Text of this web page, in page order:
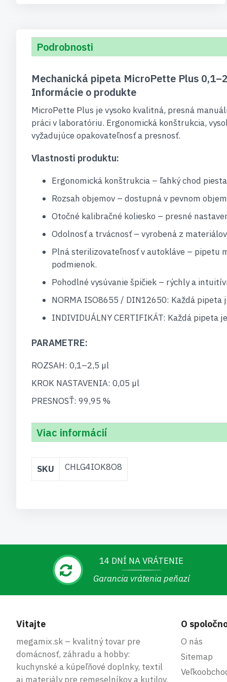
Podrobnosti
Mechanická pipeta MicroPette Plus
Informácie o produkte
MicroPette Plus je vysoko kvalitná, presná
práci v laboratóriu. Ergonomická konštrukcia,
vyžadujúce opakovateľnosť a presnosť.
Vlastnosti produktu:
Ergonomická konštrukcia – ľahký chod
Rozsah objemov – dostupná v pevnom
Otočné kalibračné koliesko – presné
Odolnosť a trvácnosť – vyrobená z
Plná sterilizovateľnosť v autokláve – pipetu
podmienok.
Pohodlné vysúvanie špičiek – rýchly a
NORMA ISO8655 / DIN12650: Každá
INDIVIDUÁLNY CERTIFIKÁT: Každá
PARAMETRE:
ROZSAH: 0,1–2,5 µl
KROK NASTAVENIA: 0,05 µl
PRESNOSŤ: 99,95 %
Viac informácií
informácií
SKU CHLG4IOK8O8
14 DNÍ NA VRÁTENIE
Garancia vrátenia peňazí
Vitajte
megamix.sk – kvalitný tovar pre
domácnosť, záhradu a hobby:
kuchynské a kúpeľňové doplnky, textil
aj materiály pre remeselníkov a kutilov.
O
O nás
Sitemap